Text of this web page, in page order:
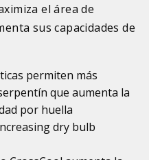
el área de
sus capacidades de
permiten más
que aumenta la
por huella
dry bulb